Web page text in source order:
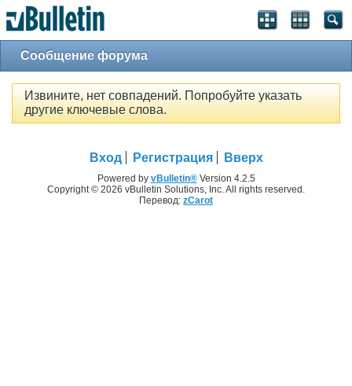
Сообщение форума
Извините, нет совпадений. Попробуйте указать
другие ключевые слова.
Вход Регистрация Вверх
Powered by vBulletin®Version 4.2.5
Copyright © 2026 vBulletin Solutions, Inc. All rights reserved.
Перевод: zCarot